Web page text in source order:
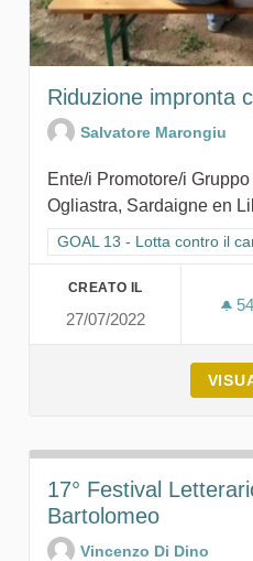
Riduzione impronta
Salvatore Marongiu
Ente/i Promotore/i
Ogliastra, Sardaigne en
Filtra i risultati per
GOAL 13 - Lotta contro il
CREATO IL
27/07/2022
54
17° Festival
Bartolomeo
Vincenzo Di Dino